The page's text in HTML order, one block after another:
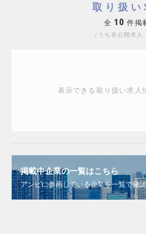
取り扱い
全 10 件掲
うち非公開求人
表示できる取り扱い求人
掲載中企業の一覧はこちら
アンビに参画している企業を一覧で確